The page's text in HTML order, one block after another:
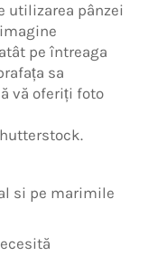
utilizarea pânzei
pe întreaga
sa
vă oferiți foto
si pe marimile